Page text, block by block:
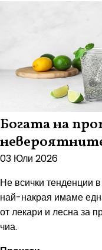
Богата на
03 Юли 2026
Не всички тенденции
най-накрая имаме
от лекари и лесна за
чиа.